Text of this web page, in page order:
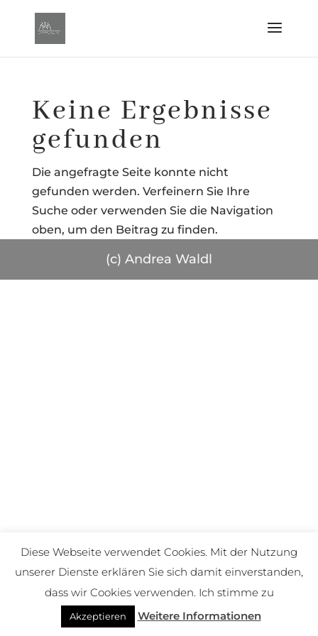
Keine Ergebnisse
gefunden
Die angefragte Seite konnte nicht
gefunden werden. Verfeinern Sie Ihre
Suche oder verwenden Sie die Navigation
oben, um den Beitrag zu finden.
(c) Andrea Waldl
Diese Webseite verwendet Cookies. Mit der Nutzung
unserer Dienste erklären Sie sich damit einverstanden,
dass wir Cookies verwenden. Ich stimme zu
Akzeptieren Weitere Informationen